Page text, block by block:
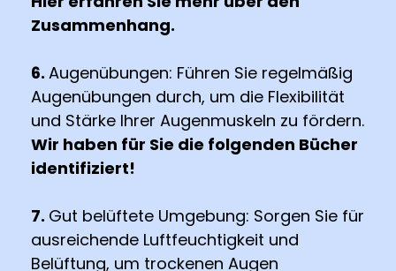
Zusammenhang.
6. Augenübungen: Führen Sie regelmäßig
Augenübungen durch, um die Flexibilität
und Stärke Ihrer Augenmuskeln zu fördern.
Wir haben für Sie die folgenden Bücher
identifiziert!
7. Gut belüftete Umgebung: Sorgen Sie für
ausreichende Luftfeuchtigkeit und
Belüftung, um trockenen Augen